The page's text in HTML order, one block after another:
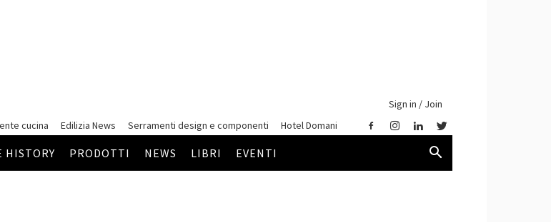
Sign in / Join
cucina Edilizia News Serramenti design e componenti Hotel Domani
HISTORY PRODOTTI NEWS LIBRI EVENTI